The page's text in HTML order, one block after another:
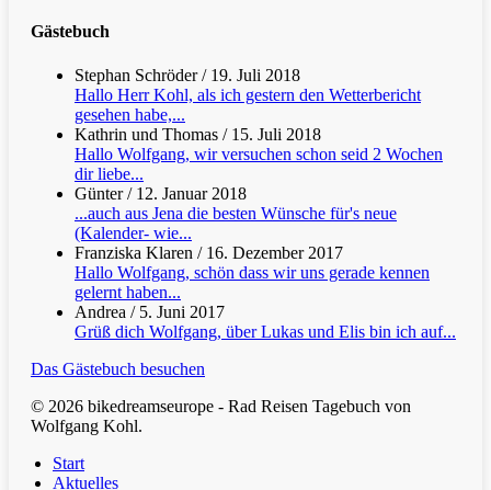
Gästebuch
Stephan Schröder/ 19. Juli 2018
Hallo Herr Kohl, als ich gestern den Wetterbericht
gesehen habe,...
Kathrin und Thomas / 15. Juli 2018
Hallo Wolfgang, wir versuchen schon seid 2 Wochen
dir liebe...
Günter/ 12. Januar 2018
...auch aus Jena die besten Wünsche für's neue
(Kalender- wie...
Franziska Klaren / 16. Dezember 2017
Hallo Wolfgang, schön dass wir uns gerade kennen
gelernt haben...
Andrea / 5. Juni 2017
Grüß dich Wolfgang, über Lukas und Elis bin ich auf...
Das Gästebuch besuchen
© 2026 bikedreamseurope - Rad Reisen Tagebuch von
Wolfgang Kohl.
Start
Aktuelles